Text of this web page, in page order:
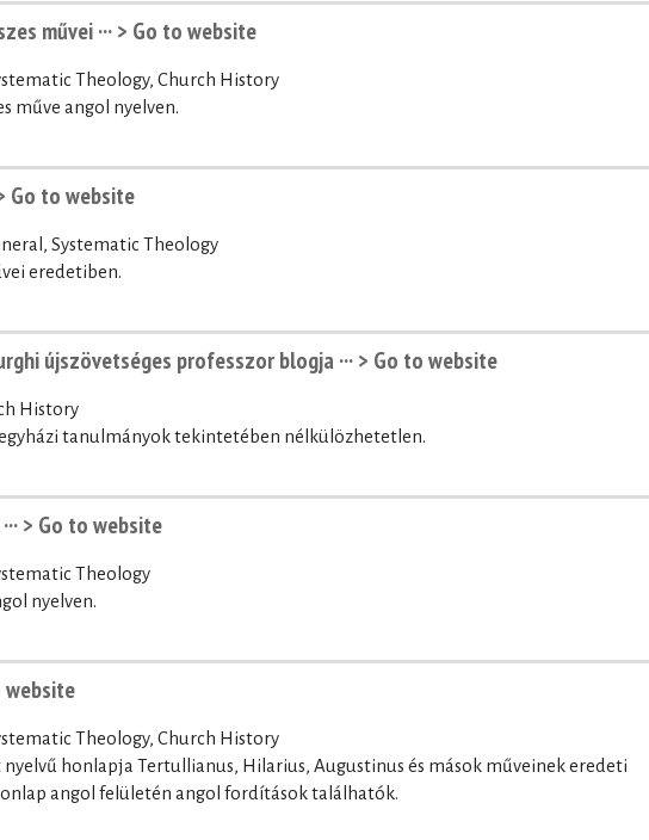
művei ··· > Go to website
Theology, Church History
műve angol nyelven.
Go to website
Systematic Theology
eredetiben.
újszövetséges professzor blogja ···> Go to website
History
tanulmányok tekintetében nélkülözhetetlen.
> Go to website
Theology
nyelven.
website
Theology, Church History
honlapja Tertullianus, Hilarius, Augustinus és mások műveinek eredeti
angol felületén angol fordítások találhatók.